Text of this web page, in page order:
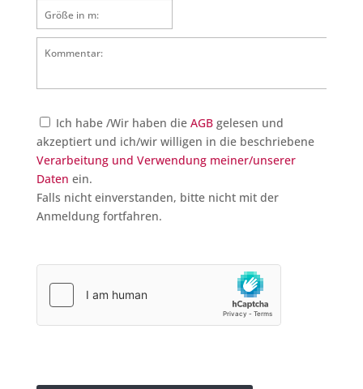
Größe in m:
Kommentar:
Ich habe /Wir haben die AGBgelesen und
akzeptiert und ich/wir willigen in die beschriebene
Verarbeitung und Verwendung meiner/unserer
Daten ein.
Falls nicht einverstanden, bitte nicht mit der
Anmeldung fortfahren.